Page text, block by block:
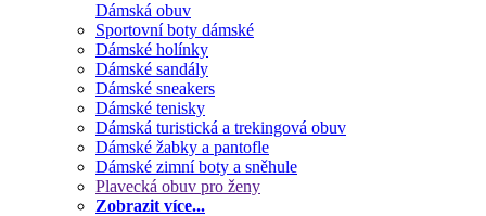
Dámská obuv
Sportovní boty dámské
Dámské holínky
Dámské sandály
Dámské sneakers
Dámské tenisky
Dámská turistická a trekingová obuv
Dámské žabky a pantofle
Dámské zimní boty a sněhule
Plavecká obuv pro ženy
Zobrazit více...